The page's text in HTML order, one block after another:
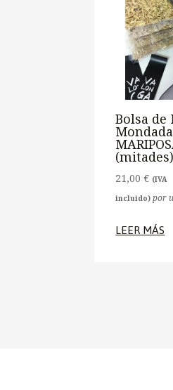
Bolsa de
Mondada
21,00€ (IVA
incluido) por
LEER MÁS